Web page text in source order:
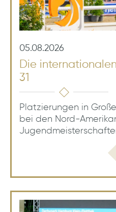
05.08.2026
Die
31
Platzierungen in
bei den Nord-